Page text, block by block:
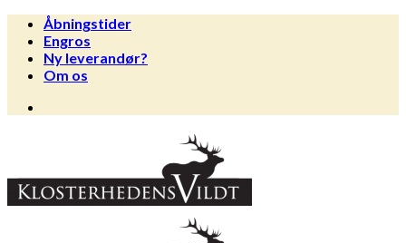
Fortsæt
indhold
Åbningstider
Engros
Ny leverandør?
Om os